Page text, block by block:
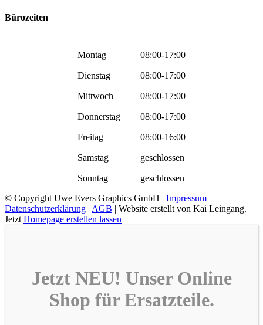
Bürozeiten
Montag 08:00-17:00
Dienstag 08:00-17:00
Mittwoch 08:00-17:00
Donnerstag 08:00-17:00
Freitag 08:00-16:00
Samstag geschlossen
Sonntag
geschlossen
© Copyright Uwe Evers Graphics GmbH | Impressum |
Datenschutzerklärung | AGB | Website erstellt von Kai Leingang.
Jetzt Homepage erstellen lassen
Jetzt NEU! Unser Online
Shop fürErsatzteile.